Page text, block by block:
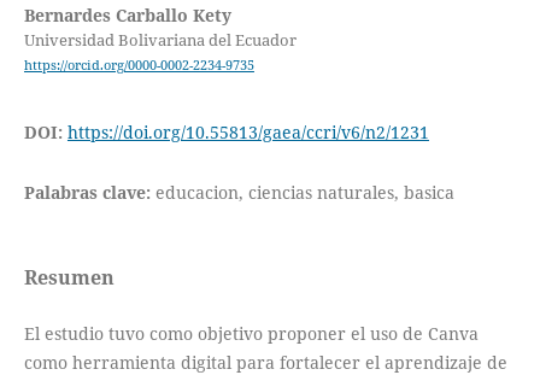
Bernardes Carballo Kety
Universidad Bolivariana del Ecuador
https://orcid.org/0000-0002-2234-9735
DOI: https://doi.org/10.55813/gaea/ccri/v6/n2/1231
Palabras clave: educacion, ciencias naturales, basica
Resumen
El estudio tuvo como objetivo proponer el uso de Canva
como herramienta digital para fortalecer el aprendizaje de